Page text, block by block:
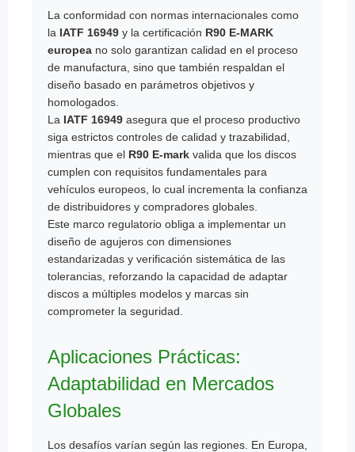
La conformidad con normas internacionales como
la IATF 16949 y la certificación R90 E-MARK
europea no solo garantizan calidad en el proceso
de manufactura, sino que también respaldan el
diseño basado en parámetros objetivos y
homologados.
La IATF 16949 asegura que el proceso productivo
siga estrictos controles de calidad y trazabilidad,
mientras que el R90 E-mark valida que los discos
cumplen con requisitos fundamentales para
vehículos europeos, lo cual incrementa la confianza
de distribuidores y compradores globales.
Este marco regulatorio obliga a implementar un
diseño de agujeros con dimensiones
estandarizadas y verificación sistemática de las
tolerancias, reforzando la capacidad de adaptar
discos a múltiples modelos y marcas sin
comprometer la seguridad.
Aplicaciones Prácticas:
Adaptabilidad en Mercados
Globales
Los desafíos varían según las regiones. En Europa,